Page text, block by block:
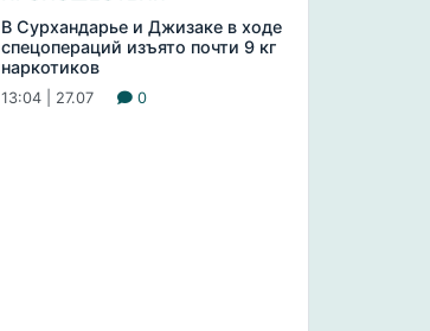
В Сурхандарье и Джизаке в ходе
спецопераций изъято почти 9 кг
наркотиков
13:04 | 27.07 0